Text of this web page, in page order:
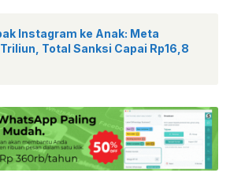
Instagram ke Anak: Meta
Total Sanksi Capai Rp16,8